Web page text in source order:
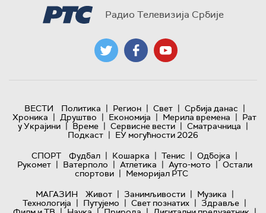
Радио Телевизија Србије
ВЕСТИ Политика | Регион | Свет | Србија данас |
Хроника | Друштво | Економија | Мерила времена | Рат
у Украјини | Време | Сервисне вести | Сматрачница |
Подкаст | ЕУ могућности 2026
СПОРТ
Фудбал | Кошарка | Тенис | Одбојка |
Рукомет | Ватерполо | Атлетика | Ауто-мото | Остали
спортови | Меморијал РТС
МАГАЗИН
Живот | Занимљивости | Музика |
Технологијa | Путујемо | Свет познатих | Здравље |